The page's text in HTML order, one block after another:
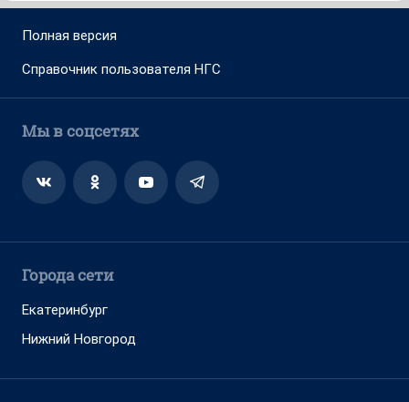
Полная версия
Справочник пользователя НГС
Мы в соцсетях
Города сети
Екатеринбург
Нижний Новгород